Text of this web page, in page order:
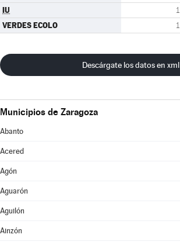
IU 1
VERDES ECOLO 1
Descárgate los datos en xml
Municipios de Zaragoza
Abanto
Acered
Agón
Aguarón
Aguilón
Ainzón